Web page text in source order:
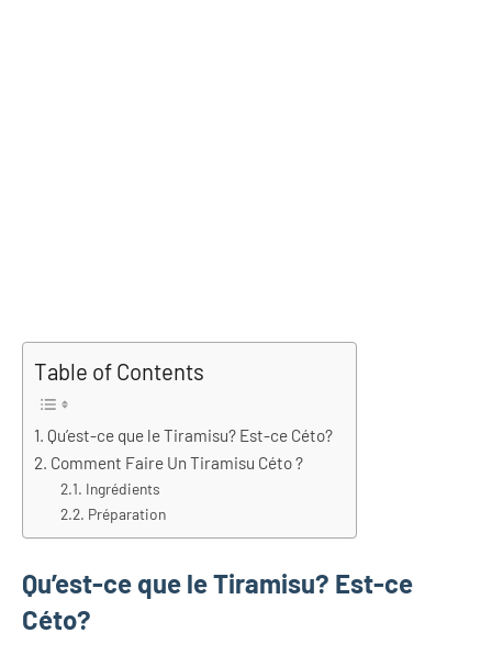
Table of Contents
Qu’est-ce que le Tiramisu? Est-ce Céto?
Comment Faire Un Tiramisu Céto ?
Ingrédients
Préparation
Qu’est-ce que le Tiramisu? Est-ce
Céto?